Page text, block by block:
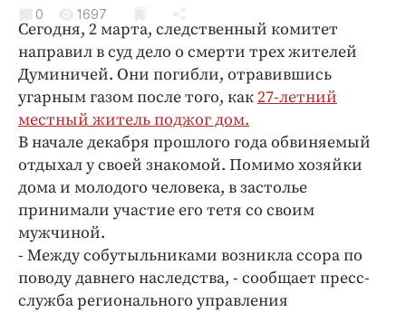
Культура
Недвижимость и ЖКХ
Образование
Общество
Погода
Праздники
Происшествия
Спорт
Экономика и бизнес
ПРОЕКТЫ
Блоги
0 1697
Сегодня, 2 марта, следственный комитет
направил в суд дело о смерти трех жителей
Думиничей. Они погибли, отравившись
угарным газом после того, как27-летний
местный житель поджог дом.
В начале декабря прошлого года обвиняемый
отдыхал у своей знакомой. Помимо хозяйки
дома и молодого человека, в застолье
принимали участие его тетя со своим
мужчиной.
- Между собутыльниками возникла ссора по
поводу давнего наследства, - сообщает пресс-
служба регионального управления